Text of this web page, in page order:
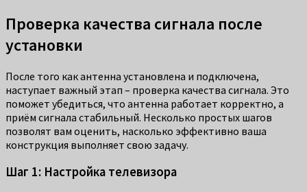
Проверка качества сигнала после
установки
После того как антенна установлена и подключена,
наступает важный этап – проверка качества сигнала. Это
поможет убедиться, что антенна работает корректно, а
приём сигнала стабильный. Несколько простых шагов
позволят вам оценить, насколько эффективно ваша
конструкция выполняет свою задачу.
Шаг 1: Настройка телевизора